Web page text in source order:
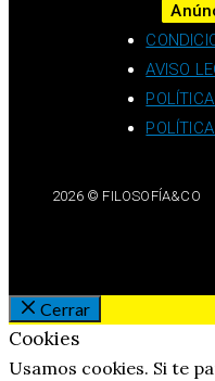
AVISO
2026 © FILOSOFÍA&CO
Cerrar
Cookies
Usamos cookies. Si te